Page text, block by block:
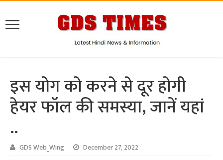
इस योग को करने से दूर होगी
हेयर फॉल की समस्या, जानें यहां
..
GDS Web_Wing December 27, 2022